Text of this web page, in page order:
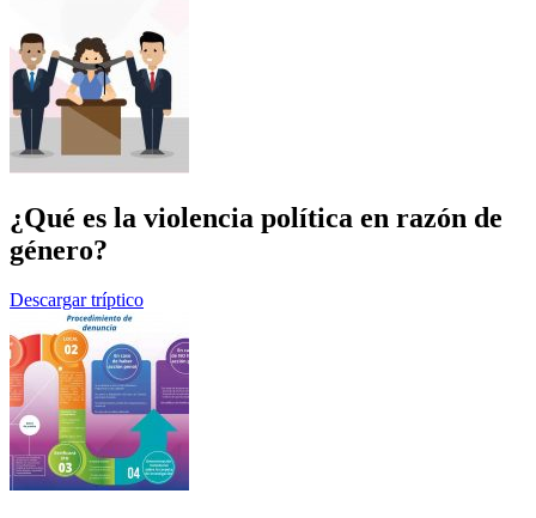
¿Qué es la violencia política en razón de
género?
Descargar tríptico